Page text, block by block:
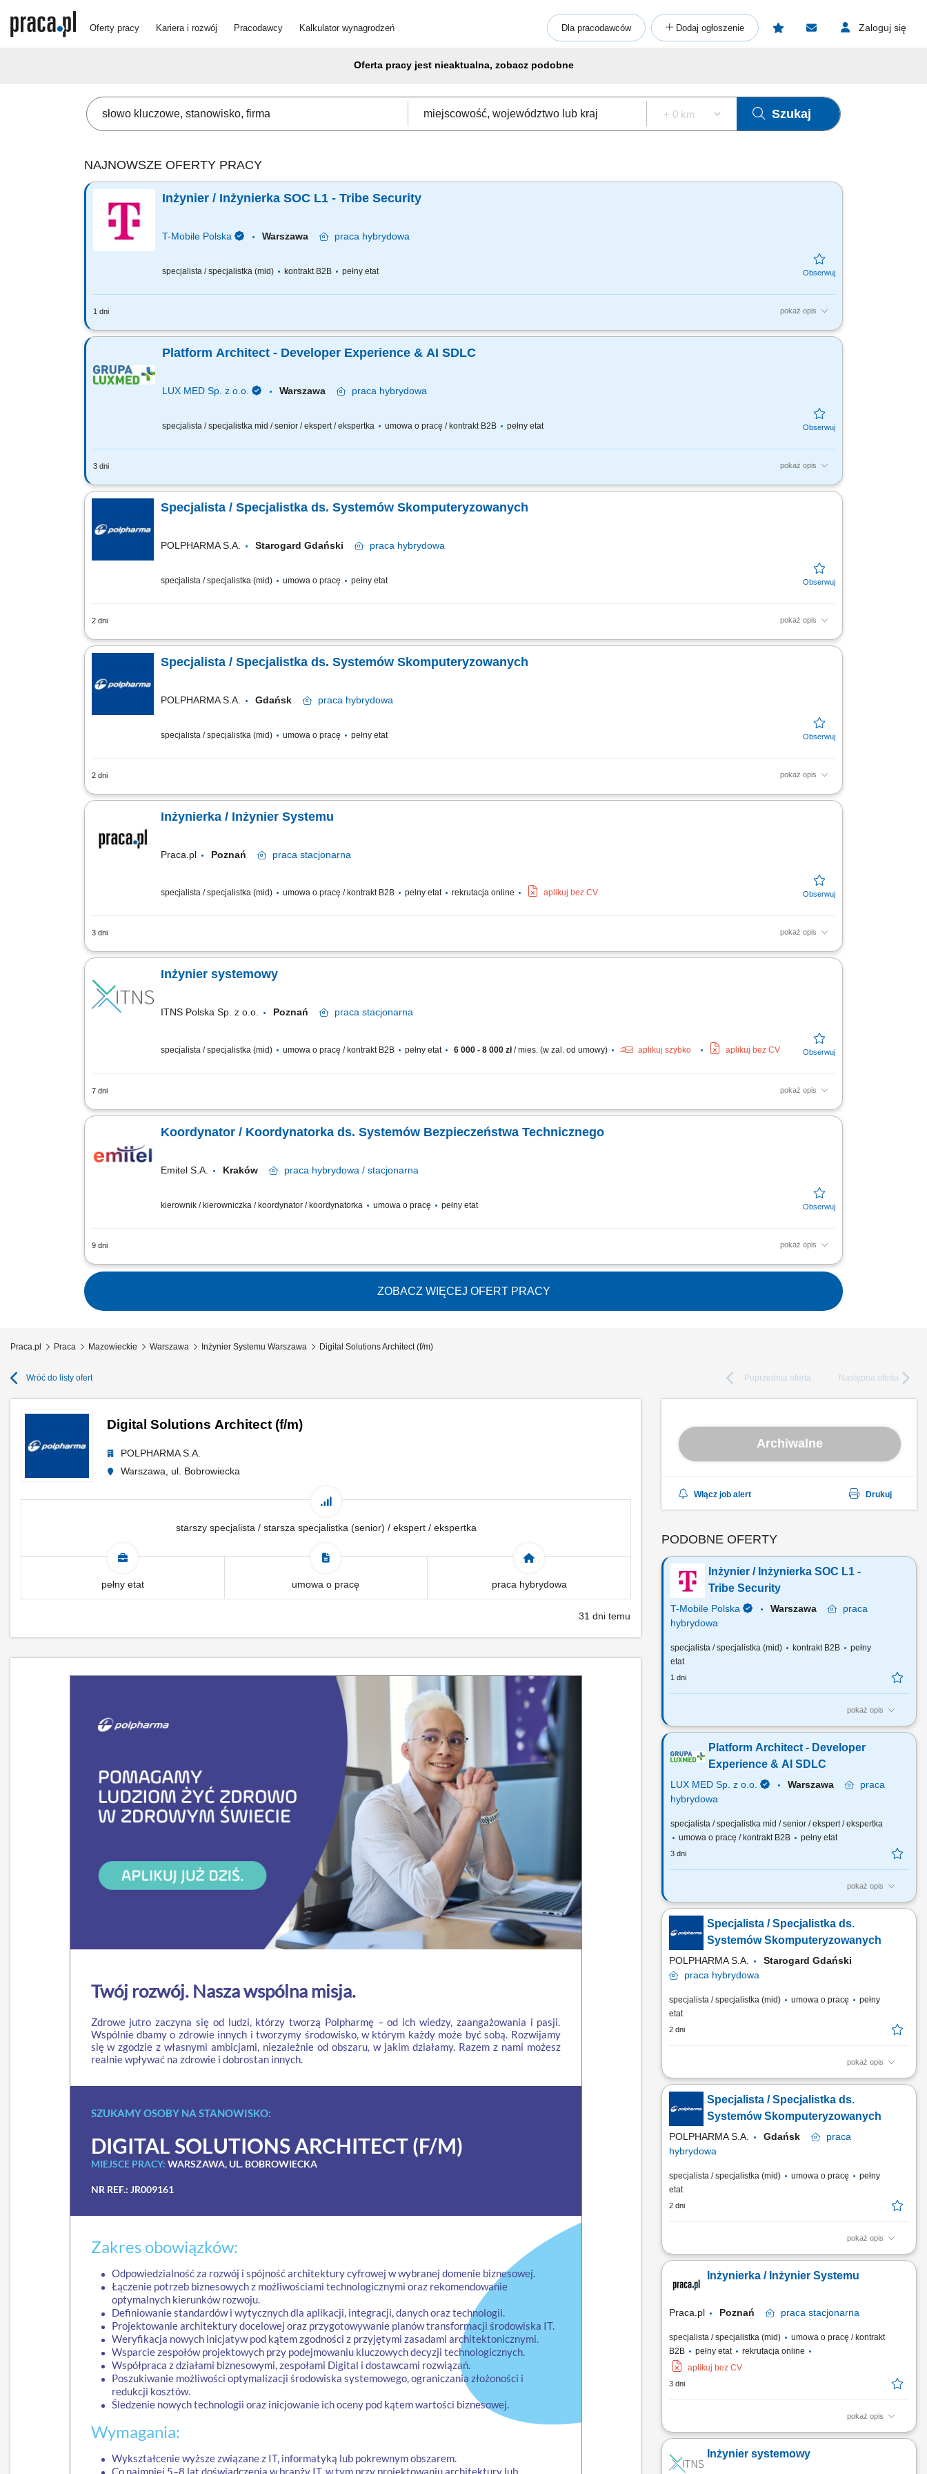
Oferty pracy Kariera i rozwój Pracodawcy Kalkulator wynagrodzeń Dla pracodawców Dodaj ogłoszenie Zaloguj się
Oferta pracy jest nieaktualna, zobacz podobne
Szukaj
NAJNOWSZE OFERTY PRACY
Inżynier / Inżynierka SOC L1 - Tribe Security
T-Mobile Polska Warszawa praca hybrydowa
specjalista / specjalistka (mid) kontrakt B2B pełny etat
1 dni pokaż opis
Zadania, które na Ciebie czekają: Udział w pracach zespołu SOC (ul.Marynarska 12), praca w systemie zmianowym, Monitorowanie działań użytkowników w systemach
Platform Architect - Developer Experience & AI SDLC
LUX MED Sp. z o.o. Warszawa praca hybrydowa
specjalista / specjalistka mid / senior / ekspert / ekspertka umowa o pracę / kontrakt B2B pełny etat
3 dni pokaż opis
Twoją rolą będzie: Definiowanie strategii i roadmapy dla obszaru Developer Experience i SDLC; Zarządzanie backlogiem platformy developerskiej (Backstage, CI/CD,
Specjalista / Specjalistka ds. Systemów Skomputeryzowanych
POLPHARMA S.A. Starogard Gdański praca hybrydowa
specjalista / specjalistka (mid) umowa o pracę pełny etat
2 dni pokaż opis
Twój zakres obowiązków: Nadzór nas procesami serializacji i agregacji w obszarze Operacji Przemysłowych; Administracja systemem Track&Trace – poziomy L2, L3;
Specjalista / Specjalistka ds. Systemów Skomputeryzowanych
POLPHARMA S.A. Gdańsk praca hybrydowa
specjalista / specjalistka (mid) umowa o pracę pełny etat
2 dni pokaż opis
Twój zakres obowiązków: Nadzór nas procesami serializacji i agregacji w obszarze Operacji Przemysłowych; Administracja systemem Track&Trace – poziomy L2, L3;
Inżynierka / Inżynier Systemu
Praca.pl Poznań praca stacjonarna
specjalista / specjalistka (mid) umowa o pracę / kontrakt B2B pełny etat rekrutacja online aplikuj bez CV
3 dni pokaż opis
Zakres obowiązków: Administracja i utrzymanie środowisk Microsoft (m.in. Windows Server, Microsoft 365, Active Directory, Exchange, IIS, Group Policy, File Server,
Inżynier systemowy
ITNS Polska Sp. z o.o. Poznań praca stacjonarna
specjalista / specjalistka (mid) umowa o pracę / kontrakt B2B pełny etat 6 000 - 8 000 zł/ mies. (w zal. od umowy) aplikuj szybko aplikuj bez CV
7 dni pokaż opis
JEŚLI SZUKASZ: Fascynujących zadań w obszarze administracji, obejmujących sieci, systemy, środowiska wirtualne i chmurowe; Aktywnego udziału w projektach IT;
Koordynator / Koordynatorka ds. Systemów Bezpieczeństwa Technicznego
Emitel S.A. Kraków praca hybrydowa / stacjonarna
kierownik / kierowniczka / koordynator / koordynatorka umowa o pracę pełny etat
9 dni pokaż opis
Opis stanowiska Nadzorowanie prawidłowego funkcjonowania oraz modernizowanie systemów zabezpieczeń technicznych na terenie obiektów infrastrukturalnych.
ZOBACZ WIĘCEJ OFERT PRACY
Praca.pl Praca Mazowieckie Warszawa Inżynier Systemu Warszawa Digital Solutions Architect (f/m)
Wróć do listy ofert Poprzednia oferta Następna oferta
Digital Solutions Architect (f/m)
POLPHARMA S.A.
Warszawa, ul. Bobrowiecka
starszy specjalista / starsza specjalistka (senior) / ekspert / ekspertka
pełny etat umowa o pracę praca hybrydowa
31 dni temu
Twój rozwój. Nasza wspólna misja.
Zdrowe jutro zaczyna się od ludzi, którzy tworzą Polpharmę – od ich wiedzy, zaangażowania i pasji.
Wspólnie dbamy o zdrowie innych i tworzymy środowisko, w którym każdy może być sobą. Rozwijamy
się w zgodzie z własnymi ambicjami, niezależnie od obszaru, w jakim działamy. Razem z nami możesz
realnie wpływać na zdrowie i dobrostan innych.
SZUKAMY OSOBY NA STANOWISKO:
DIGITAL SOLUTIONS ARCHITECT (F/M)
MIEJSCE PRACY: WARSZAWA, UL. BOBROWIECKA
NR REF.: JR009161
Zakres obowiązków:
Odpowiedzialność za rozwój i spójność architektury cyfrowej w wybranej domenie biznesowej.
Łączenie potrzeb biznesowych z możliwościami technologicznymi oraz rekomendowanie
optymalnych kierunków rozwoju.
Definiowanie standardów i wytycznych dla aplikacji, integracji, danych oraz technologii.
Projektowanie architektury docelowej oraz przygotowywanie planów transformacji środowiska IT.
Weryfikacja nowych inicjatyw pod kątem zgodności z przyjętymi zasadami architektonicznymi.
Wsparcie zespołów projektowych przy podejmowaniu kluczowych decyzji technologicznych.
Współpraca z działami biznesowymi, zespołami Digital i dostawcami rozwiązań.
Poszukiwanie możliwości optymalizacji środowiska systemowego, ograniczania złożoności i
redukcji kosztów.
Śledzenie nowych technologii oraz inicjowanie ich oceny pod kątem wartości biznesowej.
Wymagania:
Wykształcenie wyższe związane z IT, informatyką lub pokrewnym obszarem.
Co najmniej 5–8 lat doświadczenia w branży IT, w tym przy projektowaniu architektury lub
Archiwalne
Włącz job alert Drukuj
PODOBNE OFERTY
Inżynier / Inżynierka SOC L1 -
Tribe Security
T-Mobile Polska Warszawa
praca
hybrydowa
specjalista / specjalistka (mid) kontrakt B2B
pełny
etat
1 dni
pokaż opis
Zadania, które na Ciebie czekają: Udział w pracach zespołu
Monitorowanie działań użytkowników w systemach
informatycznych i wykrywanie naruszeń, Przyjmowanie i
analiza przyczyn...
Platform Architect - Developer
Experience & AI SDLC
LUX MED Sp. z o.o. Warszawa
praca
hybrydowa
specjalista / specjalistka mid / senior / ekspert / ekspertka
umowa o pracę / kontrakt B2B
pełny etat
3 dni
pokaż opis
Twoją rolą będzie: Definiowanie strategii i roadmapy dla
obszaru Developer Experience i SDLC; Zarządzanie
backlogiem platformy developerskiej (Backstage, CI/CD, AI
tooling); Budowanie i rozwój developer portal (Backstage) –
katalog usług, golden paths, self-service; Definiowanie i...
Specjalista / Specjalistka ds.
Systemów Skomputeryzowanych
POLPHARMA S.A.
Starogard Gdański
praca hybrydowa
specjalista / specjalistka (mid) umowa o pracę
pełny
etat
2 dni
pokaż opis
Twój zakres obowiązków: Nadzór nas procesami serializacji i
agregacji w obszarze Operacji Przemysłowych; Administracja
systemem Track&Trace – poziomy L2, L3; Nadzór nad
procesem wymiany danych serializacyjnych pomiędzy
Polpharmą, a podmiotami zewnętrznymi; Wsparcie dla biznesu
na polu...
Specjalista / Specjalistka ds.
Systemów Skomputeryzowanych
POLPHARMA S.A. Gdańsk
praca
hybrydowa
specjalista / specjalistka (mid) umowa o pracę
pełny
etat
2 dni
pokaż opis
Twój zakres obowiązków: Nadzór nas procesami serializacji i
systemem Track&Trace – poziomy L2, L3; Nadzór nad
procesem wymiany danych serializacyjnych pomiędzy
na polu...
Inżynierka / Inżynier Systemu
Praca.pl Poznań praca stacjonarna
specjalista / specjalistka (mid)
umowa o pracę / kontrakt
B2B
pełny etat
rekrutacja online
aplikuj bez CV
3 dni
pokaż opis
Zakres obowiązków: Administracja i utrzymanie środowisk
Directory, Exchange, IIS, Group Policy, File Server, Terminal
Server) Zarządzanie systemami kopii zapasowych, w
Inżynier systemowy